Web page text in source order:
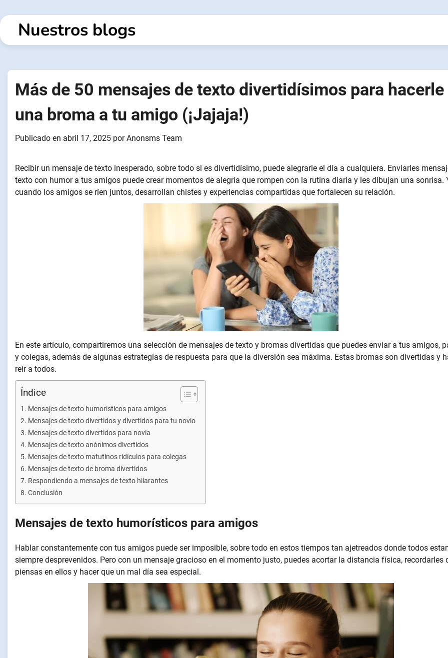
al
contenidoNuestros blogs
Más de 50 mensajes de texto divertidísimos para hacerle
una broma a tu amigo (¡Jajaja!)
Publicado en abril 17, 2025 porAnonsms Team
Recibir un mensaje de texto inesperado, sobre todo si es divertidísimo, puede alegrarle el día a cualquiera. Enviarles
texto con humor a tus amigos puede crear momentos de alegría que rompen con la rutina diaria y les dibujan una sonrisa.
cuando los amigos se ríen juntos, desarrollan chistes y experiencias compartidas que fortalecen su relación.
En este artículo, compartiremos una selección de mensajes de texto y bromas divertidas que puedes enviar a tus amigos,
y colegas, además de algunas estrategias de respuesta para que la diversión sea máxima. Estas bromas son divertidas y
reír a todos.
Índice
Mensajes de texto humorísticos para amigos
Mensajes de texto divertidos y divertidos para tu novio
Mensajes de texto divertidos para novia
Mensajes de texto anónimos divertidos
Mensajes de texto matutinos ridículos para colegas
Mensajes de texto de broma divertidos
Respondiendo a mensajes de texto hilarantes
Conclusión
Mensajes de texto humorísticos para amigos
Hablar constantemente con tus amigos puede ser imposible, sobre todo en estos tiempos tan ajetreados donde todos
siempre desprevenidos. Pero con un mensaje gracioso en el momento justo, puedes acortar la distancia física, recordarles
piensas en ellos y hacer que un mal día sea especial.